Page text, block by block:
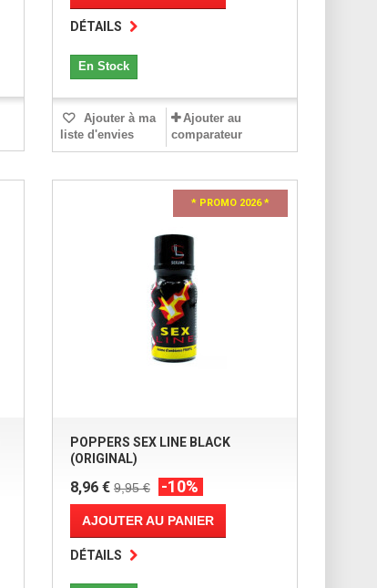
DÉTAILS
En Stock
Ajouter à ma
liste d'envies
Ajouter au
comparateur
* PROMO 2026 *
POPPERS SEX LINE BLACK
(ORIGINAL)
8,96 € 9,95 € -10%
AJOUTER AU PANIER
DÉTAILS